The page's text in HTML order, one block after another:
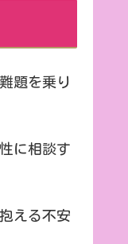
題を乗り
に相談す
える不安